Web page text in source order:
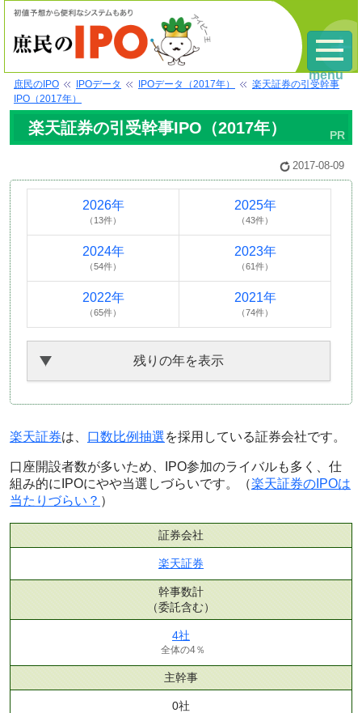
庶民のIPO IPOデータ IPOデータ（2017年）
楽天証券の引受幹事
IPO（2017年）
楽天証券の引受幹事IPO（2017年）
2017-08-09
2026年
（13件）
2025年
（43件）
2024年
（54件）
2023年
（61件）
2022年
（65件）
2021年
（74件）
残りの年を表示
楽天証券は、 口数比例抽選を採用している証券会社です。
口座開設者数が多いため、IPO参加のライバルも多く、仕
組み的にIPOにやや当選しづらいです。（楽天証券のIPOは
当たりづらい？ ）
証券会社
楽天証券
幹事数計
（委託含む）
4社
全体の4％
主幹事
0社
menu